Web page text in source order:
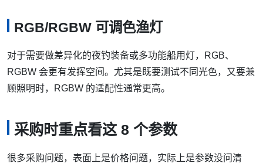
RGB/RGBW 可调色渔灯
对于需要做差异化的夜钓装备或多功能船用灯，RGB、
RGBW 会更有发挥空间。尤其是既要测试不同光色，又要兼
顾照明时，RGBW 的适配性通常更高。
采购时重点看这 8 个参数
很多采购问题，表面上是价格问题，实际上是参数没问清